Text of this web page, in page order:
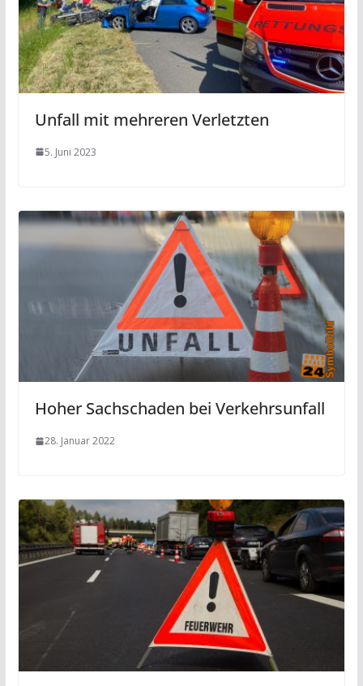
Unfall mit mehreren Verletzten
5. Juni 2023
Hoher Sachschaden bei Verkehrsunfall
28. Januar 2022